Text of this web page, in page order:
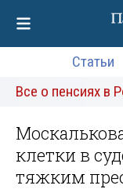
Статьи
Все о пенсиях в
клетки в
тяжким